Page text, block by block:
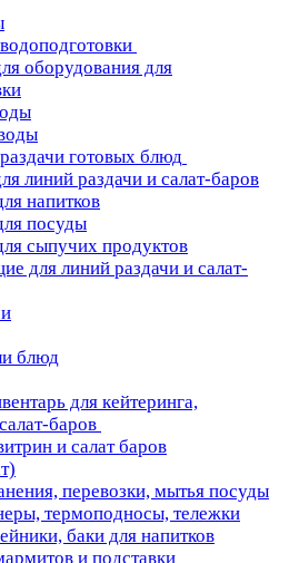
оборудования для
готовых блюд
линий раздачи и салат-баров
напитков
посуды
сыпучих продуктов
для линий раздачи и салат-
блюд
для кейтеринга,
баров
и салат баров
перевозки, мытья посуды
термоподносы, тележки
баки для напитков
и подставки